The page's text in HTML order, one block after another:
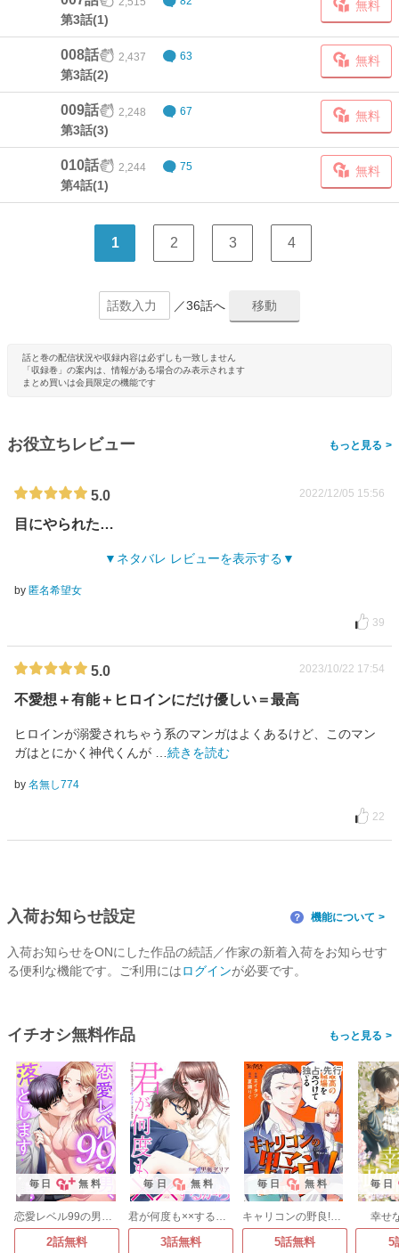
第3話(1)
無料
008話 2,437 63
第3話(2)
無料
009話 2,248 67
第3話(3)
無料
010話 2,244 75
第4話(1)
無料
1 2 3 4
／36話へ
話と巻の配信状況や収録内容は必ずしも一致しません
「収録巻」の案内は、情報がある場合のみ表示されます
まとめ買いは会員限定の機能です
お役立ちレビュー >
5.0 2022/12/05 15:56
目にやられた…
ネタバレ レビューを表示する
by 匿名希望女
39
5.0 2023/10/22 17:54
不愛想＋有能＋ヒロインにだけ優しい＝最高
ヒロインが溺愛されちゃう系のマンガはよくあるけど、このマン
ガはとにかく神代くんが …続きを読む
by 名無し774
22
入荷お知らせ設定 ？ 機能について
入荷お知らせをONにした作品の続話／作家の新着入荷をお知らせす
る便利な機能です。ご利用にはログインが必要です。
イチオシ無料作品 >
毎日 無料
恋愛レベル99の男、落とします
2話無料
毎日 無料
君が何度も××するから
3話無料
毎日 無料
キャリコンの野良!～最高の職探し～
5話無料
毎日
幸せ
5